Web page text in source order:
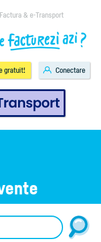
& e-Transport
e-Transport
gratuit! Conectare